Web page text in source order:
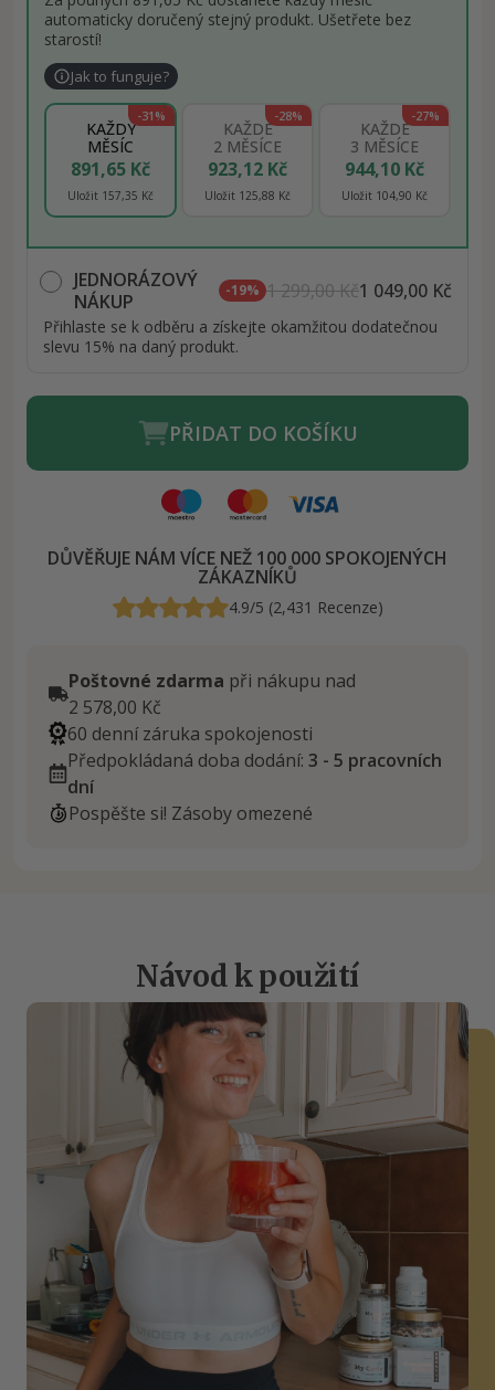
automaticky doručený stejný produkt. Ušetřete bez
starostí!
Jak to funguje?
-31%
KAŽDÝ
MĚSÍC
891,65 Kč
Uložit 157,35 Kč
-28%
KAŽDÉ
2 MĚSÍCE
923,12 Kč
Uložit 125,88 Kč
-27%
KAŽDÉ
3 MĚSÍCE
944,10 Kč
Uložit 104,90 Kč
JEDNORÁZOVÝ
NÁKUP
-19% 1 299,00 Kč1 049,00 Kč
Přihlaste se k odběru a získejte okamžitou dodatečnou
slevu 15% na daný produkt.
PŘIDAT DO KOŠÍKU
DŮVĚŘUJE NÁM VÍCE NEŽ 100 000 SPOKOJENÝCH
ZÁKAZNÍKŮ
4.9/5 (2,431 Recenze)
Poštovné zdarma při nákupu nad
2 578,00 Kč
60 denní záruka spokojenosti
Předpokládaná doba dodání: 3 - 5 pracovních
dní
Pospěšte si! Zásoby omezené
Návod k použití